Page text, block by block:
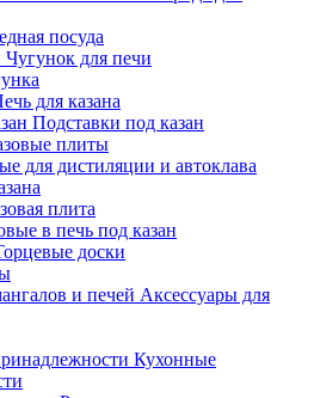
посуда
Чугунок для печи
для казана
Подставки под казан
плиты
для дистиляции и автоклава
плита
в печь под казан
доски
Аксессуары для
Кухонные